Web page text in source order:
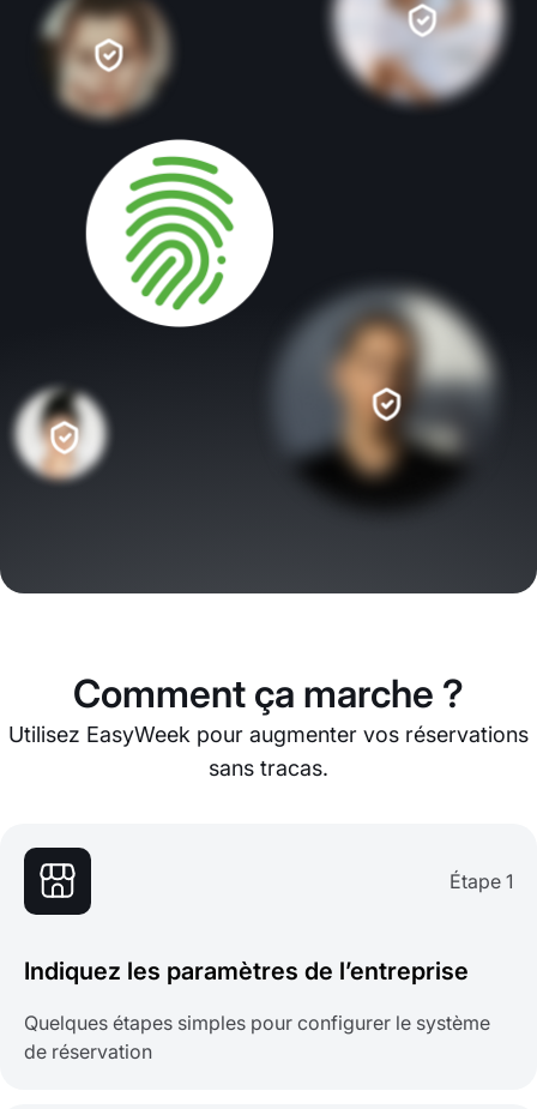
Comment ça marche ?
Utilisez EasyWeek pour augmenter vos réservations
sans tracas.
Étape 1
Indiquez les paramètres de l’entreprise
Quelques étapes simples pour configurer le système
de réservation